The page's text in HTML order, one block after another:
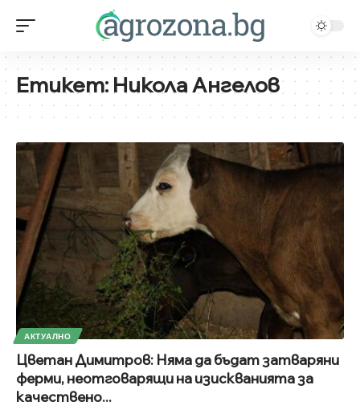
Етикет:Никола Ангелов
АКТУАЛНО
Цветан Димитров: Няма да бъдат затваряни
ферми, неотговарящи на изискванията за
качествено...